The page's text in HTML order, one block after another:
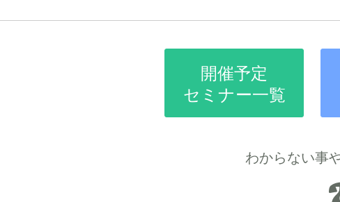
開催予定
セミナー一覧
わからない事